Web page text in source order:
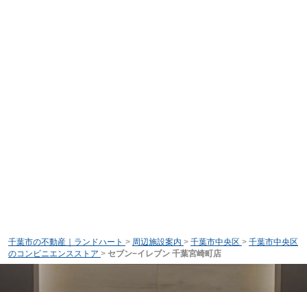
千葉市の不動産｜ランドハート > 周辺施設案内 > 千葉市中央区 > 千葉市中央区
のコンビニエンスストア > セブン−イレブン 千葉宮崎町店